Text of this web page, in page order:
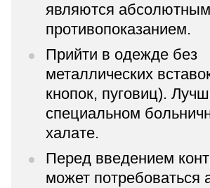
являются абсолютным
противопоказанием.
Прийти в одежде без
металлических
кнопок, пуговиц).
специальном
халате.
Перед введением
может потребоваться